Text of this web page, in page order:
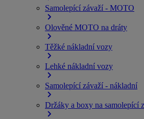
Samolepící závaží - MOTO
Olověné MOTO na dráty
Těžké nákladní vozy
Lehké nákladní vozy
Samolepící závaží - nákladní
Držáky a boxy na samolepící